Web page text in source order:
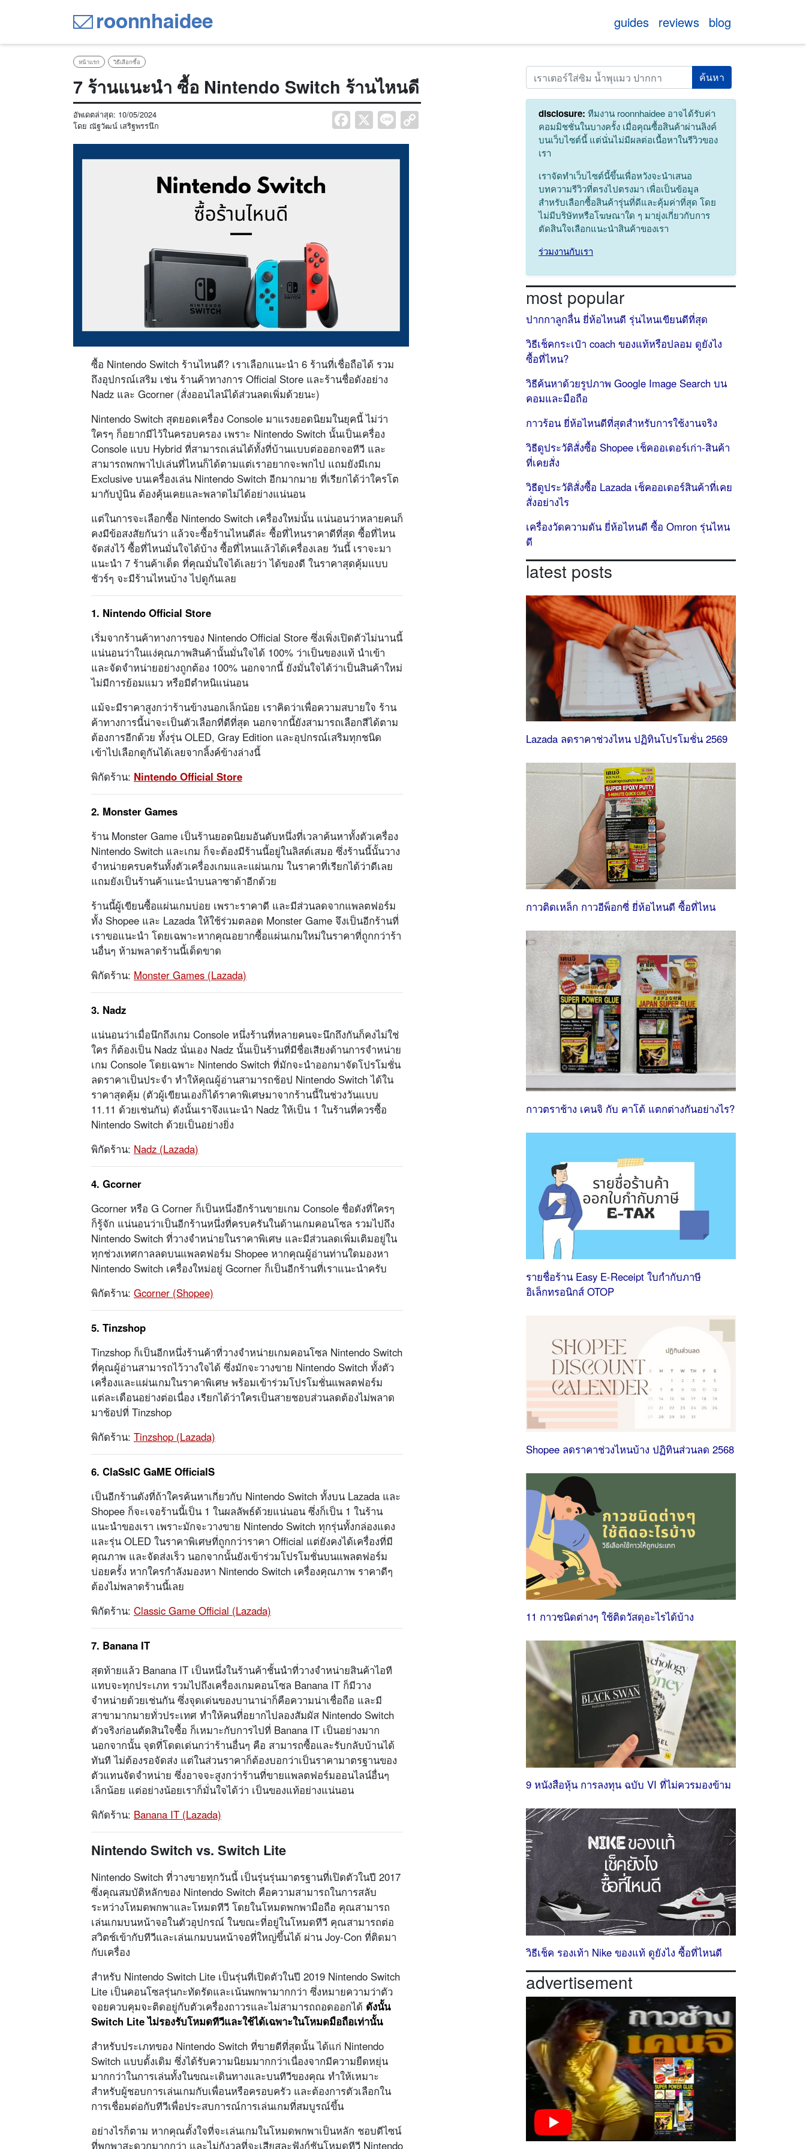
guides reviews blog
หน้าแรก วิธีเลือกซื้อ
7 ร้านแนะนำ ซื้อ Nintendo Switch ร้านไหนดี
อัพเดตล่าสุด: 10/05/2024
โดย ณัฐวัฒน์ เสริฐพรรนึก Facebook Line
ซื้อ Nintendo Switch ร้านไหนดี? เราเลือกแนะนำ 6 ร้านที่เชื่อถือได้ รวม
ถึงอุปกรณ์เสริม เช่น ร้านค้าทางการ Official Store และร้านชื่อดังอย่าง
Nadz และ Gcorner (สั่งออนไลน์ได้ส่วนลดเพิ่มด้วยนะ)
Nintendo Switch สุดยอดเครื่อง Console มาแรงยอดนิยมในยุคนี้ ไม่ว่า
ใครๆ ก็อยากมีไว้ในครอบครอง เพราะ Nintendo Switch นั้นเป็นเครื่อง
Console แบบ Hybrid ที่สามารถเล่นได้ทั้งที่บ้านแบบต่อออกจอทีวี และ
สามารถพกพาไปเล่นที่ไหนก็ได้ตามแต่เราอยากจะพกไป แถมยังมีเกม
Exclusive บนเครื่องเล่น Nintendo Switch อีกมากมาย ที่เรียกได้ว่าใครโต
มากับปู่นิน ต้องคุ้นเคยและพลาดไม่ได้อย่างแน่นอน
แต่ในการจะเลือกซื้อ Nintendo Switch เครื่องใหม่นั้น แน่นอนว่าหลายคนก็
คงมีข้อสงสัยกันว่า แล้วจะซื้อร้านไหนดีล่ะ ซื้อที่ไหนราคาดีที่สุด ซื้อที่ไหน
จัดส่งไว้ ซื้อที่ไหนมั่นใจได้บ้าง ซื้อที่ไหนแล้วได้เครื่องเลย วันนี้ เราจะมา
แนะนำ 7 ร้านค้าเด็ด ที่คุณมั่นใจได้เลยว่า ได้ของดี ในราคาสุดคุ้มแบบ
ชัวร์ๆ จะมีร้านไหนบ้าง ไปดูกันเลย
1. Nintendo Official Store
เริ่มจากร้านค้าทางการของ Nintendo Official Store ซึ่งเพิ่งเปิดตัวไม่นานนี้
แน่นอนว่าในแง่คุณภาพสินค้านั้นมั่นใจได้ 100% ว่าเป็นของแท้ นำเข้า
และจัดจำหน่ายอย่างถูกต้อง 100% นอกจากนี้ ยังมั่นใจได้ว่าเป็นสินค้าใหม่
ไม่มีการย้อมแมว หรือมีตำหนิแน่นอน
แม้จะมีราคาสูงกว่าร้านข้างนอกเล็กน้อย เราคิดว่าเพื่อความสบายใจ ร้าน
ค้าทางการนี้น่าจะเป็นตัวเลือกที่ดีที่สุด นอกจากนี้ยังสามารถเลือกสีได้ตาม
ต้องการอีกด้วย ทั้งรุ่น OLED, Gray Edition และอุปกรณ์เสริมทุกชนิด
เข้าไปเลือกดูกันได้เลยจากลิ้งค์ข้างล่างนี้
พิกัดร้าน: Nintendo Official Store
2. Monster Games
ร้าน Monster Game เป็นร้านยอดนิยมอันดับหนึ่งที่เวลาค้นหาทั้งตัวเครื่อง
Nintendo Switch และเกม ก็จะต้องมีร้านนี้อยู่ในลิสต์เสมอ ซึ่งร้านนี้นั้นวาง
จำหน่ายครบครันทั้งตัวเครื่องเกมและแผ่นเกม ในราคาที่เรียกได้ว่าดีเลย
แถมยังเป็นร้านค้าแนะนำบนลาซาด้าอีกด้วย
ร้านนี้ผู้เขียนซื้อแผ่นเกมบ่อย เพราะราคาดี และมีส่วนลดจากแพลตฟอร์ม
ทั้ง Shopee และ Lazada ให้ใช้ร่วมตลอด Monster Game จึงเป็นอีกร้านที่
เราขอแนะนำ โดยเฉพาะหากคุณอยากซื้อแผ่นเกมใหม่ในราคาที่ถูกกว่าร้า
นอื่นๆ ห้ามพลาดร้านนี้เด็ดขาด
พิกัดร้าน: Monster Games (Lazada)
3. Nadz
แน่นอนว่าเมื่อนึกถึงเกม Console หนึ่งร้านที่หลายคนจะนึกถึงกันก็คงไม่ใช่
ใคร ก็ต้องเป็น Nadz นั่นเอง Nadz นั้นเป็นร้านที่มีชื่อเสียงด้านการจำหน่าย
เกม Console โดยเฉพาะ Nintendo Switch ที่มักจะนำออกมาจัดโปรโมชั่น
ลดราคาเป็นประจำ ทำให้คุณผู้อ่านสามารถช้อป Nintendo Switch ได้ใน
ราคาสุดคุ้ม (ตัวผู้เขียนเองก็ได้ราคาพิเศษมาจากร้านนี้ในช่วงวันแบบ
11.11 ด้วยเช่นกัน) ดังนั้นเราจึงแนะนำ Nadz ให้เป็น 1 ในร้านที่ควรซื้อ
Nintendo Switch ด้วยเป็นอย่างยิ่ง
พิกัดร้าน: Nadz (Lazada)
4. Gcorner
Gcorner หรือ G Corner ก็เป็นหนึ่งอีกร้านขายเกม Console ชื่อดังที่ใครๆ
ก็รู้จัก แน่นอนว่าเป็นอีกร้านหนึ่งที่ครบครันในด้านเกมคอนโซล รวมไปถึง
Nintendo Switch ที่วางจำหน่ายในราคาพิเศษ และมีส่วนลดเพิ่มเติมอยู่ใน
ทุกช่วงเทศกาลลดบนแพลตฟอร์ม Shopee หากคุณผู้อ่านท่านใดมองหา
Nintendo Switch เครื่องใหม่อยู่ Gcorner ก็เป็นอีกร้านที่เราแนะนำครับ
พิกัดร้าน: Gcorner (Shopee)
5. Tinzshop
Tinzshop ก็เป็นอีกหนึ่งร้านค้าที่วางจำหน่ายเกมคอนโซล Nintendo Switch
ที่คุณผู้อ่านสามารถไว้วางใจได้ ซึ่งมักจะวางขาย Nintendo Switch ทั้งตัว
เครื่องและแผ่นเกมในราคาพิเศษ พร้อมเข้าร่วมโปรโมชั่นแพลตฟอร์ม
แต่ละเดือนอย่างต่อเนื่อง เรียกได้ว่าใครเป็นสายชอบส่วนลดต้องไม่พลาด
มาช้อปที่ Tinzshop
พิกัดร้าน: Tinzshop (Lazada)
6. ClaSsIC GaME OfficialS
เป็นอีกร้านดังที่ถ้าใครค้นหาเกี่ยวกับ Nintendo Switch ทั้งบน Lazada และ
Shopee ก็จะเจอร้านนี้เป็น 1 ในผลลัพธ์ด้วยแน่นอน ซึ่งก็เป็น 1 ในร้าน
แนะนำของเรา เพราะมักจะวางขาย Nintendo Switch ทุกรุ่นทั้งกล่องแดง
และรุ่น OLED ในราคาพิเศษที่ถูกกว่าราคา Official แต่ยังคงได้เครื่องที่มี
คุณภาพ และจัดส่งเร็ว นอกจากนั้นยังเข้าร่วมโปรโมชั่นบนแพลตฟอร์ม
บ่อยครั้ง หากใครกำลังมองหา Nintendo Switch เครื่องคุณภาพ ราคาดีๆ
ต้องไม่พลาดร้านนี้เลย
พิกัดร้าน: Classic Game Official (Lazada)
7. Banana IT
สุดท้ายแล้ว Banana IT เป็นหนึ่งในร้านค้าชั้นนำที่วางจำหน่ายสินค้าไอที
แทบจะทุกประเภท รวมไปถึงเครื่องเกมคอนโซล Banana IT ก็มีวาง
จำหน่ายด้วยเช่นกัน ซึ่งจุดเด่นของบานาน่าก็คือความน่าเชื่อถือ และมี
สาขามากมายทั่วประเทศ ทำให้คนที่อยากไปลองสัมผัส Nintendo Switch
ตัวจริงก่อนตัดสินใจซื้อ ก็เหมาะกับการไปที่ Banana IT เป็นอย่างมาก
นอกจากนั้น จุดที่โดดเด่นกว่าร้านอื่นๆ คือ สามารถซื้อและรับกลับบ้านได้
ทันที ไม่ต้องรอจัดส่ง แต่ในส่วนราคาก็ต้องบอกว่าเป็นราคามาตรฐานของ
ตัวแทนจัดจำหน่าย ซึ่งอาจจะสูงกว่าร้านที่ขายแพลตฟอร์มออนไลน์อื่นๆ
เล็กน้อย แต่อย่างน้อยเราก็มั่นใจได้ว่า เป็นของแท้อย่างแน่นอน
พิกัดร้าน: Banana IT (Lazada)
Nintendo Switch vs. Switch Lite
Nintendo Switch ที่วางขายทุกวันนี้ เป็นรุ่นรุ่นมาตรฐานที่เปิดตัวในปี 2017
ซึ่งคุณสมบัติหลักของ Nintendo Switch คือความสามารถในการสลับ
ระหว่างโหมดพกพาและโหมดทีวี โดยในโหมดพกพามือถือ คุณสามารถ
เล่นเกมบนหน้าจอในตัวอุปกรณ์ ในขณะที่อยู่ในโหมดทีวี คุณสามารถต่อ
สวิตช์เข้ากับทีวีและเล่นเกมบนหน้าจอที่ใหญ่ขึ้นได้ ผ่าน Joy-Con ที่ติดมา
กับเครื่อง
สำหรับ Nintendo Switch Lite เป็นรุ่นที่เปิดตัวในปี 2019 Nintendo Switch
Lite เป็นคอนโซลรุ่นกะทัดรัดและเน้นพกพามากกว่า ซึ่งหมายความว่าตัว
จอยควบคุมจะติดอยู่กับตัวเครื่องถาวรและไม่สามารถถอดออกได้ ดังนั้น
Switch Lite ไม่รองรับโหมดทีวีและใช้ได้เฉพาะในโหมดมือถือเท่านั้น
สำหรับประเภทของ Nintendo Switch ที่ขายดีที่สุดนั้น ได้แก่ Nintendo
Switch แบบดั้งเดิม ซึ่งได้รับความนิยมมากกว่าเนื่องจากมีความยืดหยุ่น
มากกว่าในการเล่นทั้งในขณะเดินทางและบนทีวีของคุณ ทำให้เหมาะ
สำหรับผู้ชอบการเล่นเกมกับเพื่อนหรือครอบครัว และต้องการตัวเลือกใน
การเชื่อมต่อกับทีวีเพื่อประสบการณ์การเล่นเกมที่สมบูรณ์ขึ้น
อย่างไรก็ตาม หากคุณตั้งใจที่จะเล่นเกมในโหมดพกพาเป็นหลัก ชอบดีไซน์
ที่พกพาสะดวกมากกว่า และไม่กังวลที่จะเสียสละฟังก์ชันโหมดทีวี Nintendo
Search
disclosure: ทีมงาน roonnhaidee อาจได้รับค่า
คอมมิชชั่นในบางครั้ง เมื่อคุณซื้อสินค้าผ่านลิงค์
บนเว็บไซต์นี้ แต่นั่นไม่มีผลต่อเนื้อหาในรีวิวของ
เรา
เราจัดทำเว็บไซต์นี้ขึ้นเพื่อหวังจะนำเสนอ
บทความรีวิวที่ตรงไปตรงมา เพื่อเป็นข้อมูล
สำหรับเลือกซื้อสินค้ารุ่นที่ดีและคุ้มค่าที่สุด โดย
ไม่มีบริษัทหรือโฆษณาใด ๆ มายุ่งเกี่ยวกับการ
ตัดสินใจเลือกแนะนำสินค้าของเรา
ร่วมงานกับเรา
most popular
ปากกาลูกลื่น ยี่ห้อไหนดี รุ่นไหนเขียนดีที่สุด
วิธีเช็คกระเป๋า coach ของแท้หรือปลอม ดูยังไง
ซื้อที่ไหน?
วิธีค้นหาด้วยรูปภาพ Google Image Search บน
คอมและมือถือ
กาวร้อน ยี่ห้อไหนดีที่สุดสำหรับการใช้งานจริง
วิธีดูประวัติสั่งซื้อ Shopee เช็คออเดอร์เก่า-สินค้า
ที่เคยสั่ง
วิธีดูประวัติสั่งซื้อ Lazada เช็คออเดอร์สินค้าที่เคย
สั่งอย่างไร
เครื่องวัดความดัน ยี่ห้อไหนดี ซื้อ Omron รุ่นไหน
ดี
latest posts
Lazada ลดราคาช่วงไหน ปฏิทินโปรโมชั่น 2569
กาวติดเหล็ก กาวอีพ็อกซี่ ยี่ห้อไหนดี ซื้อที่ไหน
กาวตราช้าง เคนจิ กับ คาโต้ แตกต่างกันอย่างไร?
รายชื่อร้าน Easy E-Receipt ใบกํากับภาษี
อิเล็กทรอนิกส์ OTOP
Shopee ลดราคาช่วงไหนบ้าง ปฏิทินส่วนลด 2568
11 กาวชนิดต่างๆ ใช้ติดวัสดุอะไรได้บ้าง
9 หนังสือหุ้น การลงทุน ฉบับ VI ที่ไม่ควรมองข้าม
วิธีเช็ค รองเท้า Nike ของแท้ ดูยังไง ซื้อที่ไหนดี
advertisement